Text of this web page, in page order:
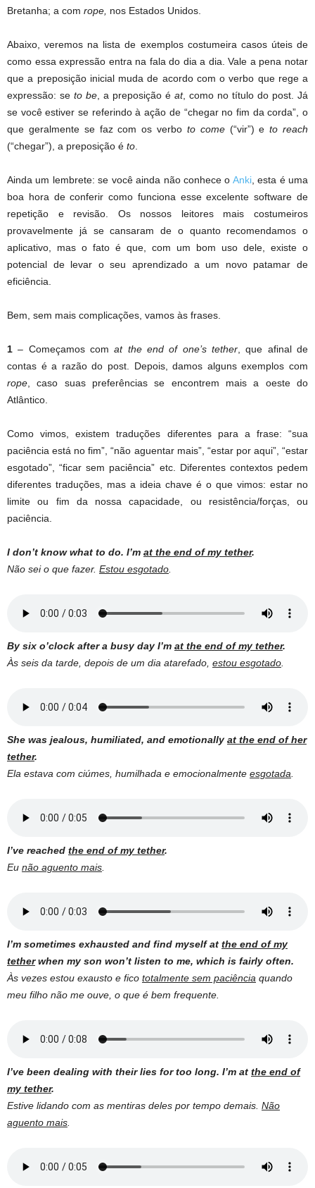
Bretanha; a com rope, nos Estados Unidos.
Abaixo, veremos na lista de exemplos costumeira casos úteis de
como essa expressão entra na fala do dia a dia. Vale a pena notar
que a preposição inicial muda de acordo com o verbo que rege a
expressão: se to be , a preposição é at, como no título do post. Já
se você estiver se referindo à ação de “chegar no fim da corda”, o
que geralmente se faz com os verbo to come (“vir”) eto reach
(“chegar”), a preposição é to
Ainda um lembrete: se você ainda não conhece o Anki, esta é uma
boa hora de conferir como funciona esse excelente software de
repetição e revisão. Os nossos leitores mais costumeiros
provavelmente já se cansaram de o quanto recomendamos o
aplicativo, mas o fato é que, com um bom uso dele, existe o
potencial de levar o seu aprendizado a um novo patamar de
eficiência.
Bem, sem mais complicações, vamos às frases.
1 – Começamos comat the end of one’s tether , que afinal de
contas é a razão do post. Depois, damos alguns exemplos com
rope , caso suas preferências se encontrem mais a oeste do
Atlântico.
Como vimos, existem traduções diferentes para a frase: “sua
paciência está no fim”, “não aguentar mais”, “estar por aqui”, “estar
esgotado”, “ficar sem paciência” etc. Diferentes contextos pedem
diferentes traduções, mas a ideia chave é o que vimos: estar no
limite ou fim da nossa capacidade, ou resistência/forças, ou
paciência.
I don’t know what to do. I’m at the end of my tether.
Não sei o que fazer. Estou esgotado
By six o’clock after a busy day I’m at the end of my tether.
Às seis da tarde, depois de um dia atarefado, estou esgotado
She was jealous, humiliated, and emotionally at the end of her
tether.
Ela estava com ciúmes, humilhada e emocionalmente esgotada
I’ve reached the end of my tether.
Eu não aguento mais
I’m sometimes exhausted and find myself at the end of my
tetherwhen my son won’t listen to me, which is fairly often.
Às vezes estou exausto e fico totalmente sem paciência quando
meu filho não me ouve, o que é bem frequente.
I’ve been dealing with their lies for too long. I’m at the end of
my tether.
Estive lidando com as mentiras deles por tempo demais. Não
aguento mais